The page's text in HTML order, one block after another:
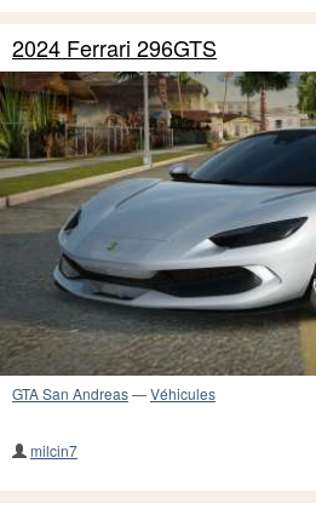
2024 Ferrari 296GTS
GTA San Andreas—Véhicules
milcin7